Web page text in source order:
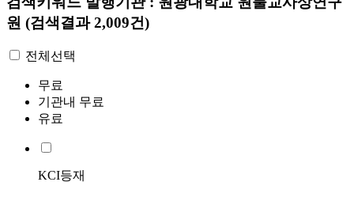
원 (검색결과 2,009건)
전체선택
무료
기관내 무료
유료
KCI등재